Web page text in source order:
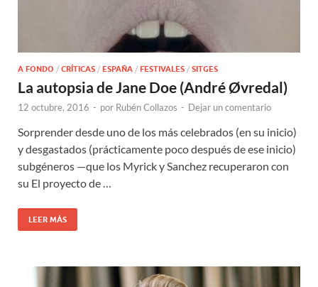
A FONDO / CRÍTICAS / ESPAÑA / FESTIVALES / SITGES
La autopsia de Jane Doe (André Øvredal)
12 octubre, 2016 - por Rubén Collazos - Dejar un comentario
Sorprender desde uno de los más celebrados (en su inicio)
y desgastados (prácticamente poco después de ese inicio)
subgéneros —que los Myrick y Sanchez recuperaron con
su El proyecto de …
LEER MÁS